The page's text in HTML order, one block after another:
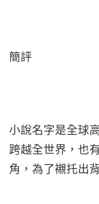
簡評
小說名字是全球
跨越全世界，也
角，為了襯托出